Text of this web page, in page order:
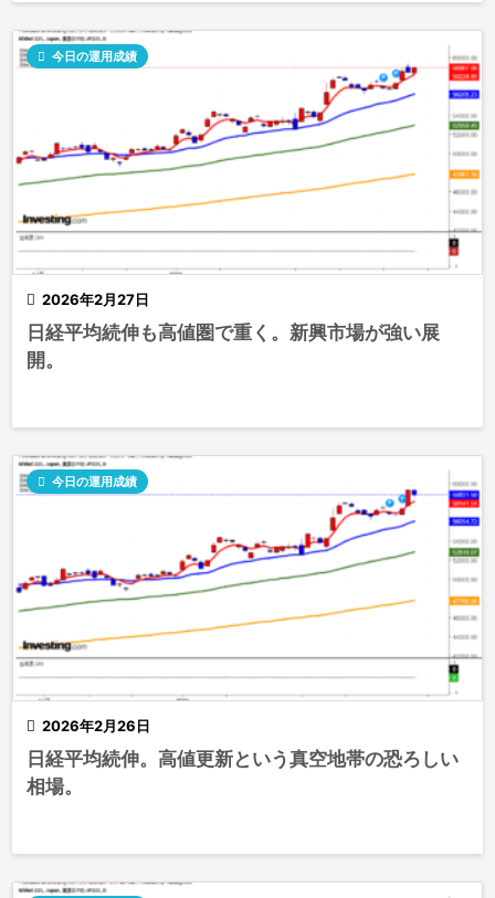
 2026年2月27日
 今日の運用成績
日経平均続伸も高値圏で重く。新興市場が強い展
開。
 2026年2月26日
 今日の運用成績
日経平均続伸。高値更新という真空地帯の恐ろしい
相場。